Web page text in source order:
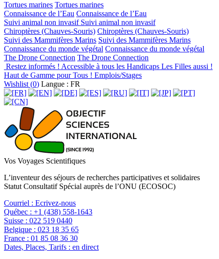
Tortues marines Tortues marines
Connaissance de l’Eau Connaissance de l’Eau
Suivi animal non invasif Suivi animal non invasif
Chiroptères (Chauves-Souris) Chiroptères (Chauves-Souris)
Suivi des Mammifères Marins Suivi des Mammifères Marins
Connaissance du monde végétal Connaissance du monde végétal
The Drone Connection The Drone Connection
Restez informés ! Accessible à tous les Handicaps Les Filles aussi !
Haut de Gamme pour Tous ! Emplois/Stages
Wishlist (0) Langue : FR
Vos Voyages Scientifiques
L’inventeur des séjours de recherches participatives et solidaires
Statut Consultatif Spécial auprès de l’ONU (ECOSOC)
Courriel : Ecrivez-nous
Québec : +1 (438) 558-1643
Suisse : 022 519 0440
Belgique : 023 18 35 65
France : 01 85 08 36 30
Dates, Places, Tarifs : en direct